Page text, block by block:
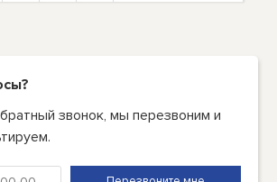
звонок, мы перезвоним и